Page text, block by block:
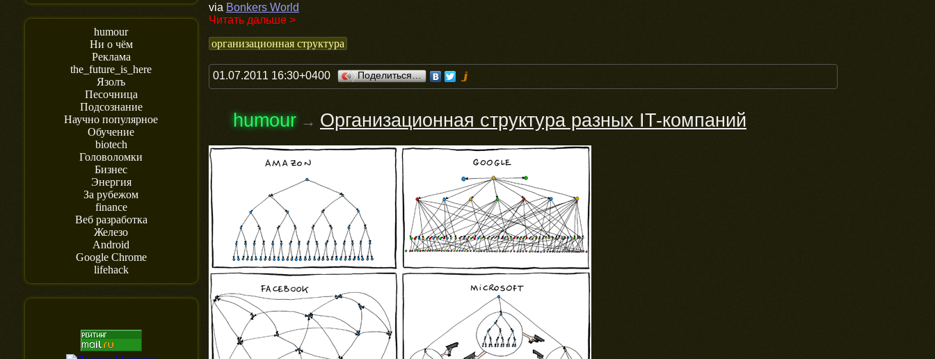
humour
Ни о чём
Реклама
the_future_is_here
Язолъ
Песочница
Подсознание
Научно популярное
Обучение
biotech
Головоломки
Бизнес
Энергия
За рубежом
finance
Веб разработка
Железо
Android
Google Chrome
lifehack
via Bonkers World
Читать дальше >
организационная структура
01.07.2011 16:30+0400 Поделиться…
humour → Организационная структура разных IT-компаний